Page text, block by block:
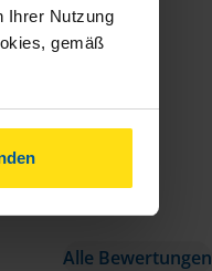
Ihrer Nutzung
gemäß
Alle Bewertungen